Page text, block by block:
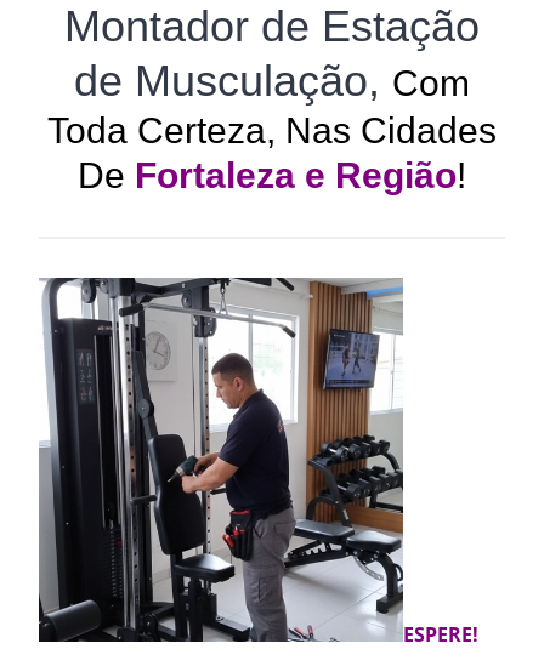
Montador de Estação
de Musculação, Com
Toda Certeza, Nas Cidades
De Fortaleza e Região!
ESPERE!